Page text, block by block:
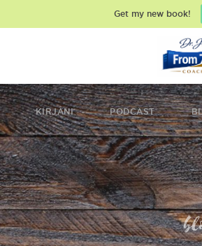
Get my new book!
KIRJANI PODCAST